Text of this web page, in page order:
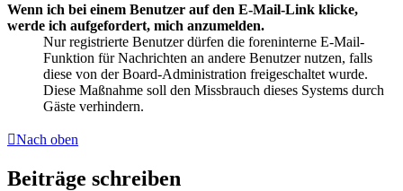
Wenn ich bei einem Benutzer auf den E-Mail-Link klicke,
werde ich aufgefordert, mich anzumelden.
Nur registrierte Benutzer dürfen die foreninterne E-Mail-
Funktion für Nachrichten an andere Benutzer nutzen, falls
diese von der Board-Administration freigeschaltet wurde.
Diese Maßnahme soll den Missbrauch dieses Systems durch
Gäste verhindern.
Nach oben
Beiträge schreiben